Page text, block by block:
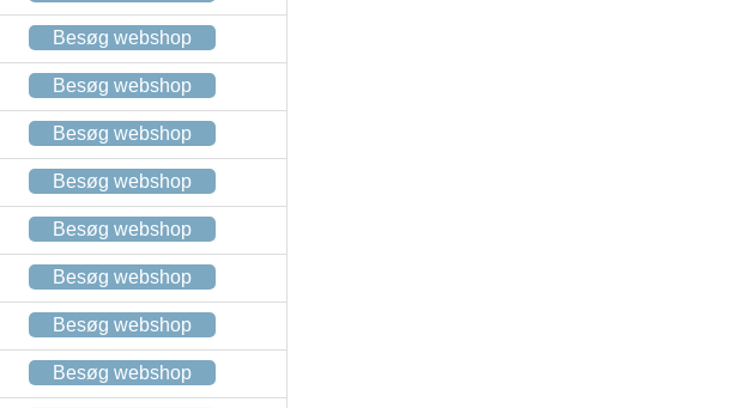
Besøg webshop
Besøg webshop
Besøg webshop
Besøg webshop
Besøg webshop
Besøg webshop
Besøg webshop
Besøg webshop